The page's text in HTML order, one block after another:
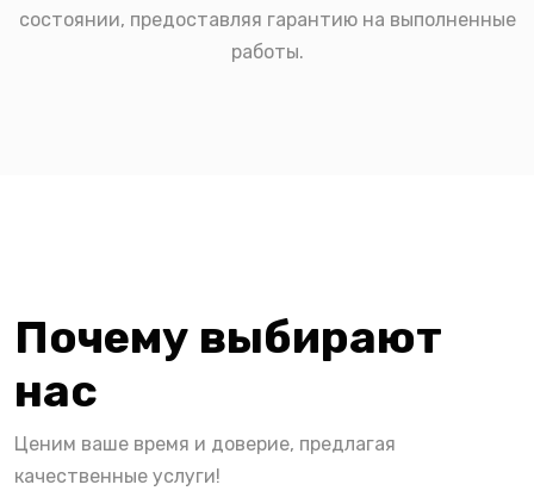
состоянии, предоставляя гарантию на выполненные
работы.
Почему выбирают
нас
Ценим ваше время и доверие, предлагая
качественные услуги!